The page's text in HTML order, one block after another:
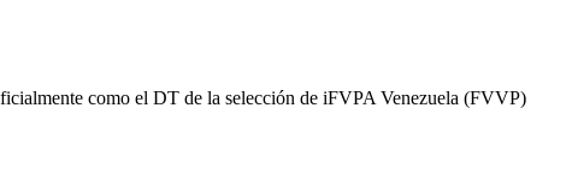
como el DT de la selección de iFVPA Venezuela (FVVP)